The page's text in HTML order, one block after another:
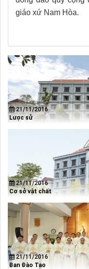
giáo xứ Nam Hòa.
21/11/2016
Lược sử
21/11/2016
Cơ sở vật chất
21/11/2016
Ban Đào Tạo